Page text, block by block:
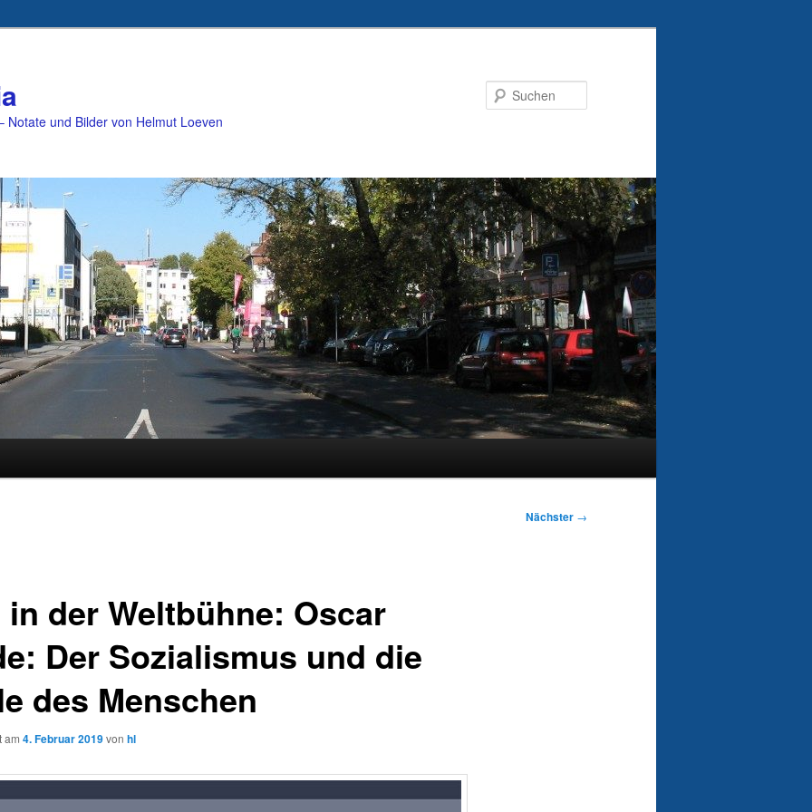
Notate und Bilder von Helmut Loeven
Nächster →
in der Weltbühne: Oscar
Der Sozialismus und die
des Menschen
am 4. Februar 2019von hl